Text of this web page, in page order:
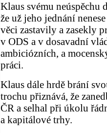
Klaus svému neúspěchu
že už jeho jednání
věci zastavily a zasekly
v ODS a v dosavadní
ambiciózních, a
práci.
Klaus dále hrdě brání
trochu přiznává, že
ČR a selhal při úkolu
a kapitálové trhy.